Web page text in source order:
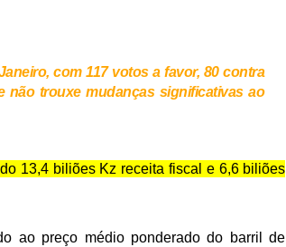
com 117 votos a favor, 80 contra
não trouxe mudanças significativas ao
13,4 biliões Kz receita fiscal e 6,6 biliões
ao preço médio ponderado do barril de